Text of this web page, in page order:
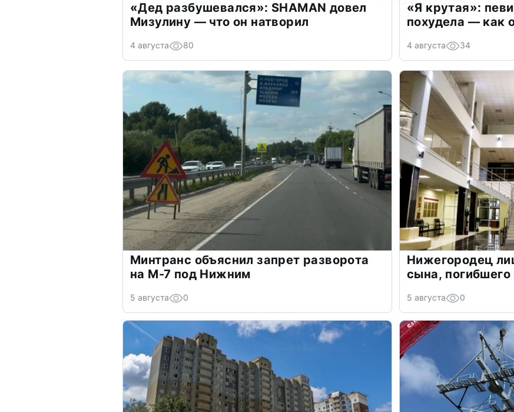
«Дед разбушевался»: SHAMAN довел
Мизулину — что он натворил
4 августа 80
«Я крутая»:
похудела — как
4 августа 34
Минтранс объяснил запрет разворота
на М-7 под Нижним
5 августа 0
Нижегородец
сына,
5 августа 0